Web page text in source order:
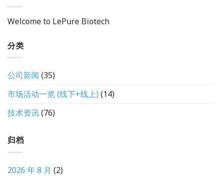
Welcome to LePure Biotech
分类
公司新闻 (35)
市场活动一览 (线下+线上) (14)
技术资讯(76)
归档
2026 年 8 月 (2)